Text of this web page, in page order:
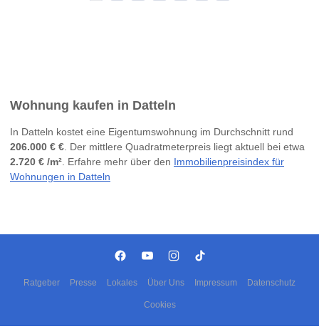
Wohnung kaufen in Datteln
In Datteln kostet eine Eigentumswohnung im Durchschnitt rund
206.000 € €. Der mittlere Quadratmeterpreis liegt aktuell bei etwa
2.720 € /m². Erfahre mehr über den Immobilienpreisindex für
Wohnungen in Datteln
Ratgeber Presse Lokales Über Uns Impressum Datenschutz
Cookies